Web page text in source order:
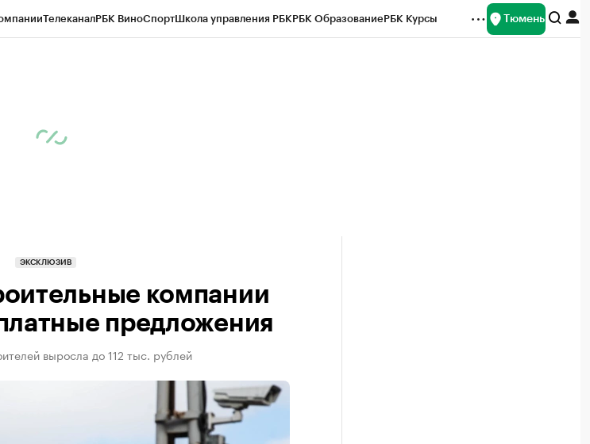
ТелеканалРБК ВиноСпортШкола управления РБКРБК ОбразованиеРБК Курсы Тюмень
ЭКСКЛЮЗИВ
компании
предложения
выросла до 112 тыс. рублей